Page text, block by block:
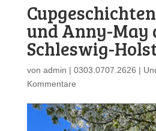
und Anny-May
Schleswig-
von admin | 0303.0707.2626 |
Kommentare